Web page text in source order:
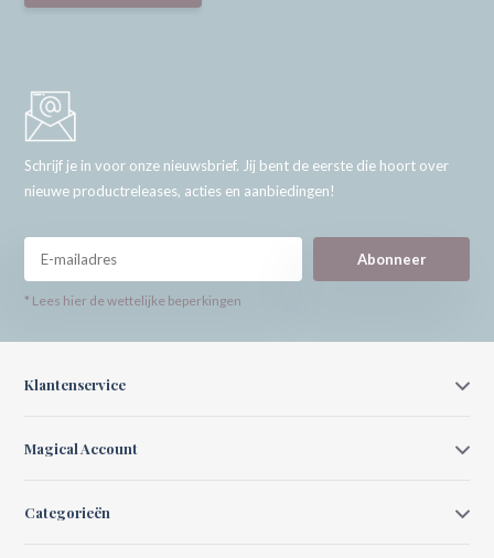
Schrijf je in voor onze nieuwsbrief. Jij bent de eerste die hoort over
nieuwe productreleases, acties en aanbiedingen!
Abonneer
* Lees hier de wettelijke beperkingen
Klantenservice
Magical Account
Categorieën